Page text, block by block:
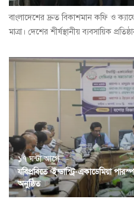
বাংলাদেশের দ্রুত বিকাশমান কফি ও
মাত্রা। দেশের শীর্ষস্থানীয় ব্যবসায়িক
১৭ ঘন্টা আগে
যবিপ্রবিতে ‘ইন্ডাস্ট্রি-একাডেমিয়া
অনুষ্ঠিত